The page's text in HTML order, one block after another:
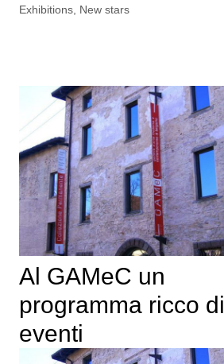
Exhibitions, New stars
Al GAMeC un
programma ricco di
eventi